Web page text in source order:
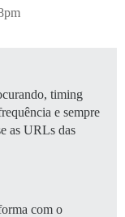
timing
e sempre
as URLs das
com o